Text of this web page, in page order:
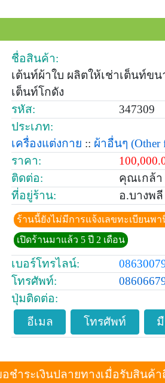
ชื่อสินค้า:
เต้นท์ผ้าใบ ผลิตให้เช่าเต็นท์ข
เต็นท์โกดัง
รหัส:
347309
ประเภท:
เครื่องแต่งกาย :: ผ้าอื่นๆ (Other
ราคา:
ติดต่อ:
คุณเกล้า
ที่อยู่ร้าน:
อ.บางพ
ร้านนี้ยังไม่มีการแจ้งเลขทะเบียนพา
เปิดร้านมาแล้ว 5 ปี 2 เดือน
เบอร์โทรไลน์:
โทรศัพท์:
ปุ่มติดต่อ:
อีเมล
โทรศัพท์
ชำระเงินปลายทางเมื่อรับสินค้